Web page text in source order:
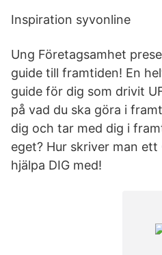
Inspiration syvonline
Ung Företagsamhet
guide till framtiden! En
guide för dig som drivit
på vad du ska göra i
dig och tar med dig i
eget? Hur skriver man
hjälpa DIG med!